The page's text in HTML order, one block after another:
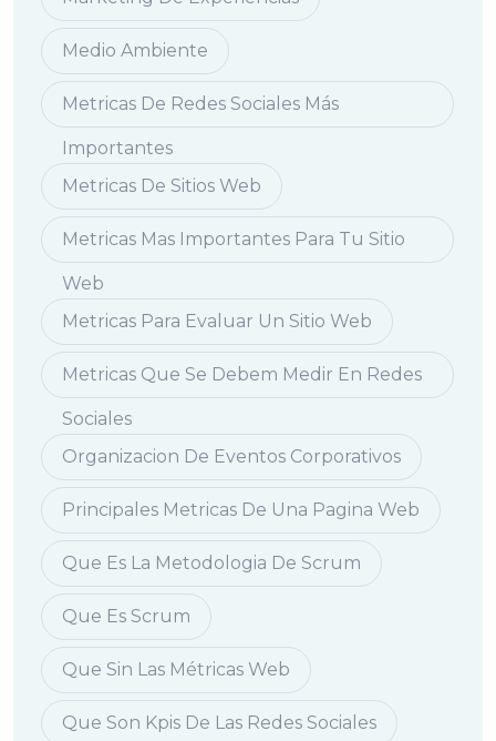
Medio Ambiente
Metricas De Redes Sociales Más
Importantes
Metricas De Sitios Web
Metricas Mas Importantes Para Tu Sitio
Web
Metricas Para Evaluar Un Sitio Web
Metricas Que Se Debem Medir En Redes
Sociales
Organizacion De Eventos Corporativos
Principales Metricas De Una Pagina Web
Que Es La Metodologia De Scrum
Que Es Scrum
Que Sin Las Métricas Web
Que Son Kpis De Las Redes Sociales